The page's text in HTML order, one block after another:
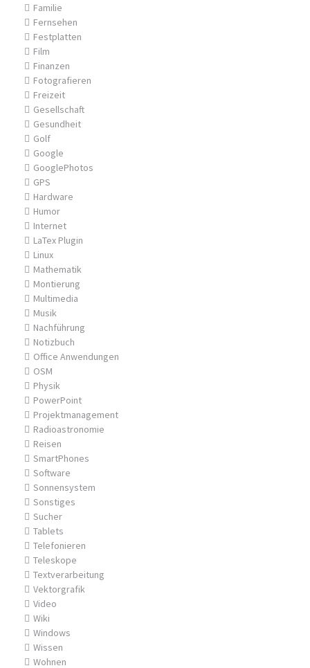
Familie
Fernsehen
Festplatten
Film
Finanzen
Fotografieren
Freizeit
Gesellschaft
Gesundheit
Golf
Google
GooglePhotos
GPS
Hardware
Humor
Internet
LaTex Plugin
Linux
Mathematik
Montierung
Multimedia
Musik
Nachführung
Notizbuch
Office Anwendungen
OSM
Physik
PowerPoint
Projektmanagement
Radioastronomie
Reisen
SmartPhones
Software
Sonnensystem
Sonstiges
Sucher
Tablets
Telefonieren
Teleskope
Textverarbeitung
Vektorgrafik
Video
Wiki
Windows
Wissen
Wohnen